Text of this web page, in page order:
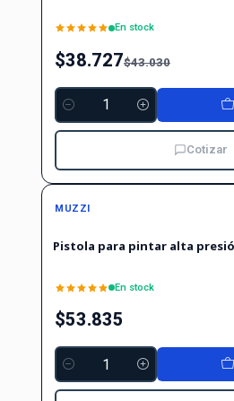
En stock
$38.727$43.030
Cantidad
Cotizar
MUZZI
Pistola para pintar alta
En stock
$53.835
Cantidad